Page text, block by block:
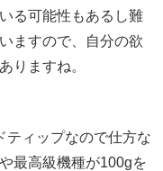
る可能性もあるし難
ますので、自分の欲
りますね。
ティップなので仕方な
最高級機種が100gを